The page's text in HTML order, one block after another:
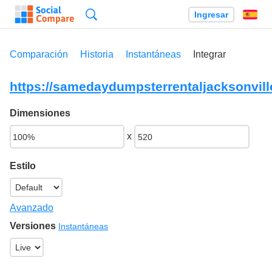
Ingresar
Comparación Historia Instantáneas Integrar
https://
Dimensiones
x
Estilo
Avanzado
Versiones Instantáneas